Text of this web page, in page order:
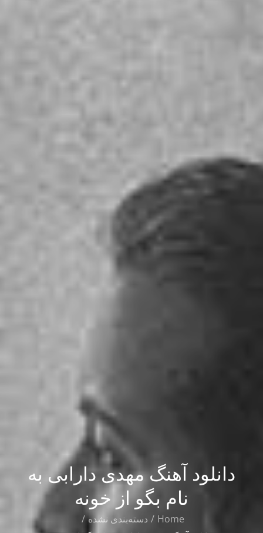
دانلود آهنگ مهدی دارابی به
نام بگو از خونه
Home
دسته‌بندی نشده